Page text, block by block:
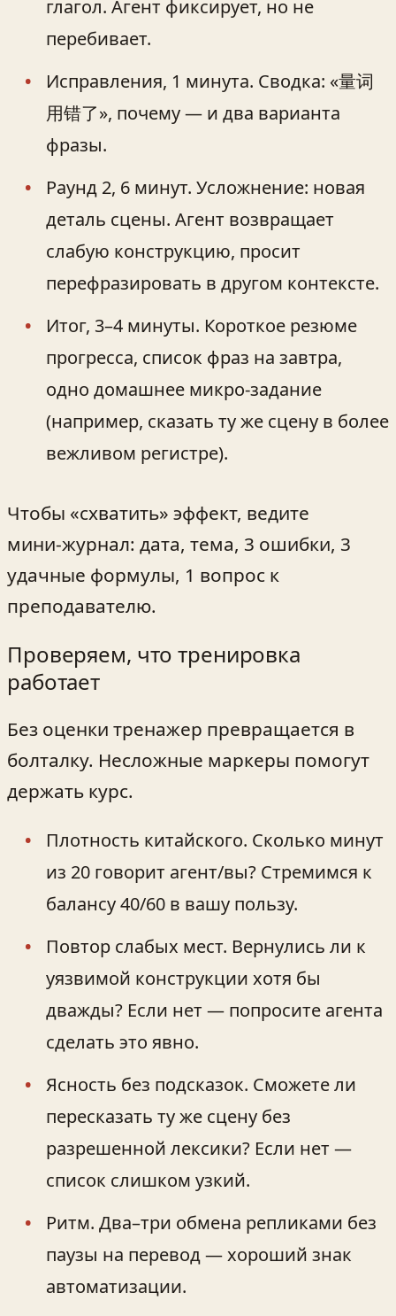
глагол. Агент фиксирует, но не
перебивает.
Исправления, 1 минута. Сводка: «量词
用错了», почему — и два варианта
фразы.
Раунд 2, 6 минут. Усложнение: новая
деталь сцены. Агент возвращает
слабую конструкцию, просит
перефразировать в другом контексте.
Итог, 3–4 минуты. Короткое резюме
прогресса, список фраз на завтра,
одно домашнее микро‑задание
(например, сказать ту же сцену в более
вежливом регистре).
Чтобы «схватить» эффект, ведите
мини‑журнал: дата, тема, 3 ошибки, 3
удачные формулы, 1 вопрос к
преподавателю.
Проверяем, что тренировка
работает
Без оценки тренажер превращается в
болталку. Несложные маркеры помогут
держать курс.
Плотность китайского. Сколько минут
из 20 говорит агент/вы? Стремимся к
балансу 40/60 в вашу пользу.
Повтор слабых мест. Вернулись ли к
уязвимой конструкции хотя бы
дважды? Если нет — попросите агента
сделать это явно.
Ясность без подсказок. Сможете ли
пересказать ту же сцену без
разрешенной лексики? Если нет —
список слишком узкий.
Ритм. Два–три обмена репликами без
паузы на перевод — хороший знак
автоматизации.